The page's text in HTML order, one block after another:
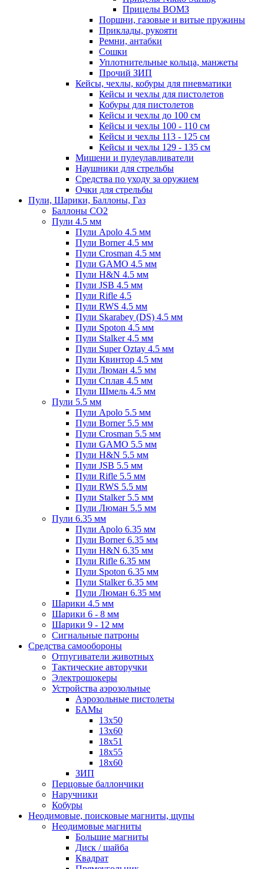
Прицелы ВОМЗ
Поршни, газовые и витые пружины
Приклады, рукояти
Ремни, антабки
Сошки
Уплотнительные кольца, манжеты
Прочий ЗИП
Кейсы, чехлы, кобуры для пневматики
Кейсы и чехлы для пистолетов
Кобуры для пистолетов
Кейсы и чехлы до 100 см
Кейсы и чехлы 100 - 110 см
Кейсы и чехлы 113 - 125 см
Кейсы и чехлы 129 - 135 см
Мишени и пулеулавливатели
Наушники для стрельбы
Средства по уходу за оружием
Очки для стрельбы
Пули, Шарики, Баллоны, Газ
Баллоны CO2
Пули 4.5 мм
Пули Apolo 4.5 мм
Пули Borner 4.5 мм
Пули Crosman 4.5 мм
Пули GAMO 4.5 мм
Пули H&N 4.5 мм
Пули JSB 4.5 мм
Пули Rifle 4.5
Пули RWS 4.5 мм
Пули Skarabey (DS) 4.5 мм
Пули Spoton 4.5 мм
Пули Stalker 4.5 мм
Пули Super Oztay 4.5 мм
Пули Квинтор 4.5 мм
Пули Люман 4.5 мм
Пули Сплав 4.5 мм
Пули Шмель 4.5 мм
Пули 5.5 мм
Пули Apolo 5.5 мм
Пули Borner 5.5 мм
Пули Crosman 5.5 мм
Пули GAMO 5.5 мм
Пули H&N 5.5 мм
Пули JSB 5.5 мм
Пули Rifle 5.5 мм
Пули RWS 5.5 мм
Пули Stalker 5.5 мм
Пули Люман 5.5 мм
Пули 6.35 мм
Пули Apolo 6.35 мм
Пули Borner 6.35 мм
Пули H&N 6.35 мм
Пули Rifle 6.35 мм
Пули Spoton 6.35 мм
Пули Stalker 6.35 мм
Пули Люман 6.35 мм
Шарики 4.5 мм
Шарики 6 - 8 мм
Шарики 9 - 12 мм
Сигнальные патроны
Средства самообороны
Отпугиватели животных
Тактические авторучки
Электрошокеры
Устройства аэрозольные
Аэрозольные пистолеты
БАМы
13х50
13х60
18х51
18х55
18х60
ЗИП
Перцовые баллончики
Наручники
Кобуры
Неодимовые, поисковые магниты, щупы
Неодимовые магниты
Большие магниты
Диск / шайба
Квадрат